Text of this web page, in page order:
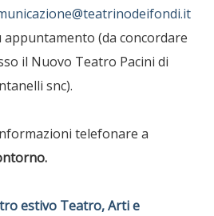
(da concordare
il Nuovo Teatro Pacini di
snc).
telefonare a
estivo Teatro, Arti e